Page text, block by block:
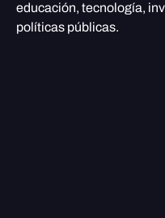
educación, tecnología,
políticas públicas.